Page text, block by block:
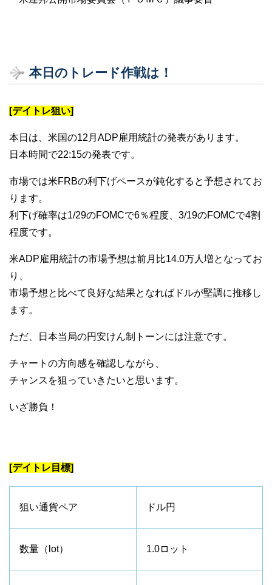
本日のトレード作戦は！
[デイトレ狙い]
本日は、米国の12月ADP雇用統計の発表があります。
日本時間で22:15の発表です。
市場では米FRBの利下げペースが鈍化すると予想されてお
ります。
利下げ確率は1/29のFOMCで6％程度、3/19のFOMCで4割
程度です。
米ADP雇用統計の市場予想は前月比14.0万人増となってお
り、
市場予想と比べて良好な結果となればドルが堅調に推移し
ます。
ただ、日本当局の円安けん制トーンには注意です。
チャートの方向感を確認しながら、
チャンスを狙っていきたいと思います。
いざ勝負！
[デイトレ目標]
狙い通貨ペア ドル円
数量（lot） 1.0ロット